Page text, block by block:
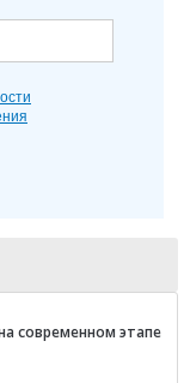
современном этапе